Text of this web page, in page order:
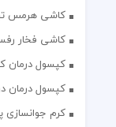
کاشی هرمس
کاشی فخار
کپسول درمان
کپسول درمان
کرم